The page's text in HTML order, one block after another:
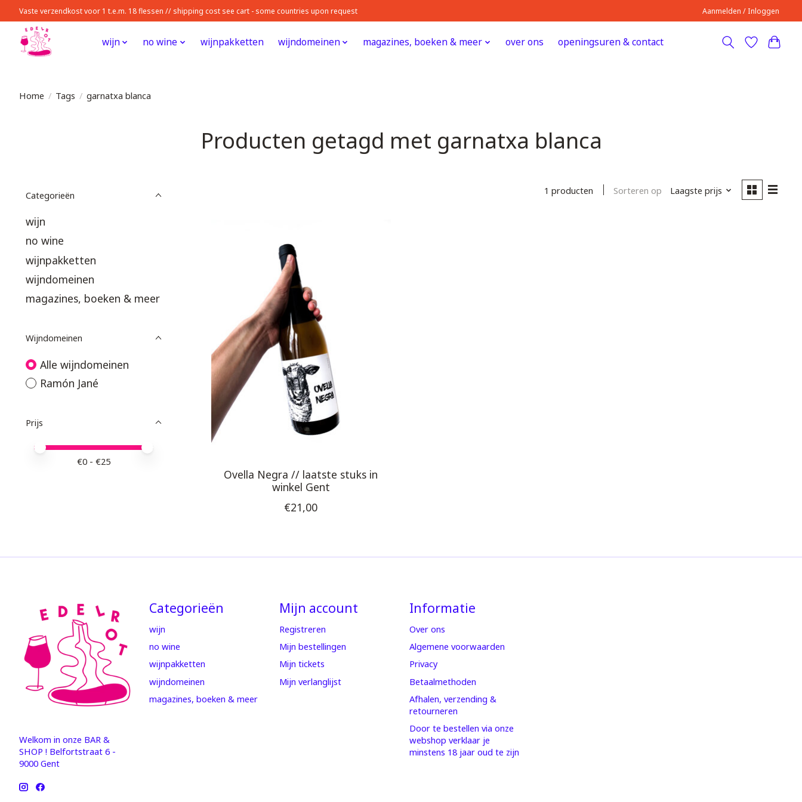
Vaste verzendkost voor 1 t.e.m. 18 flessen // shipping cost see cart - some countries upon request Aanmelden / Inloggen
wijn no wine wijnpakketten wijndomeinen magazines, boeken & meer over ons openingsuren & contact
Home / Tags / garnatxa blanca
Producten getagd met garnatxa blanca
Categorieën
wijn
no wine
wijnpakketten
wijndomeinen
magazines, boeken & meer
Wijndomeinen
Alle wijndomeinen
Ramón Jané
Prijs
Minimale prijswaarde
Price maximum value
€0 - €25
1 producten Sorteren op Laagste prijs
Ovella Negra // laatste stuks in
winkel Gent
€21,00
Welkom in onze BAR &
SHOP ! Belfortstraat 6 -
9000 Gent
Categorieën
wijn
no wine
wijnpakketten
wijndomeinen
magazines, boeken & meer
Mijn account
Registreren
Mijn bestellingen
Mijn tickets
Mijn verlanglijst
Informatie
Over ons
Algemene voorwaarden
Privacy
Betaalmethoden
Afhalen, verzending &
retourneren
Door te bestellen via onze
webshop verklaar je
minstens 18 jaar oud te zijn